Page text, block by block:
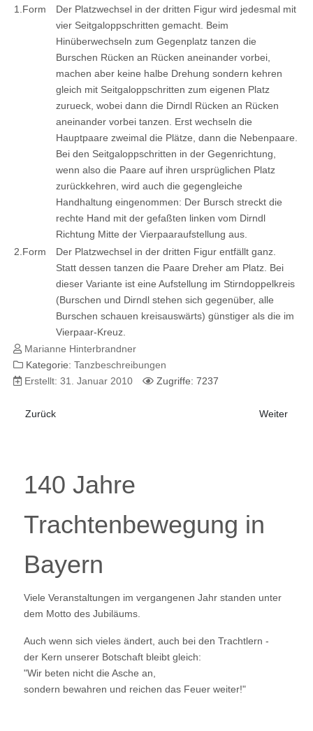
1.Form
Der Platzwechsel in der dritten Figur wird jedesmal mit
vier Seitgaloppschritten gemacht. Beim
Hinüberwechseln zum Gegenplatz tanzen die
Burschen Rücken an Rücken aneinander vorbei,
machen aber keine halbe Drehung sondern kehren
gleich mit Seitgaloppschritten zum eigenen Platz
zurueck, wobei dann die Dirndl Rücken an Rücken
aneinander vorbei tanzen. Erst wechseln die
Hauptpaare zweimal die Plätze, dann die Nebenpaare.
Bei den Seitgaloppschritten in der Gegenrichtung,
wenn also die Paare auf ihren ursprüglichen Platz
zurückkehren, wird auch die gegengleiche
Handhaltung eingenommen: Der Bursch streckt die
rechte Hand mit der gefaßten linken vom Dirndl
Richtung Mitte der Vierpaaraufstellung aus.
2.Form
Der Platzwechsel in der dritten Figur entfällt ganz.
Statt dessen tanzen die Paare Dreher am Platz. Bei
dieser Variante ist eine Aufstellung im Stirndoppelkreis
(Burschen und Dirndl stehen sich gegenüber, alle
Burschen schauen kreisauswärts) günstiger als die im
Vierpaar-Kreuz.
Marianne Hinterbrandner
Kategorie:Tanzbeschreibungen
Erstellt: 31. Januar 2010
Zugriffe: 7237
Vorheriger Beitrag: Familienwalzer
Zurück Nächster
Weiter
140 Jahre
Trachtenbewegung in
Bayern
Viele Veranstaltungen im vergangenen Jahr standen unter
dem Motto des Jubiläums.
Auch wenn sich vieles ändert, auch bei den Trachtlern -
der Kern unserer Botschaft bleibt gleich:
"Wir beten nicht die Asche an,
sondern bewahren und reichen das Feuer weiter!"